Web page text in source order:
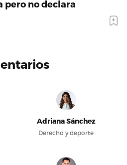
pero no declara
Adriana Sánchez
Derecho y deporte